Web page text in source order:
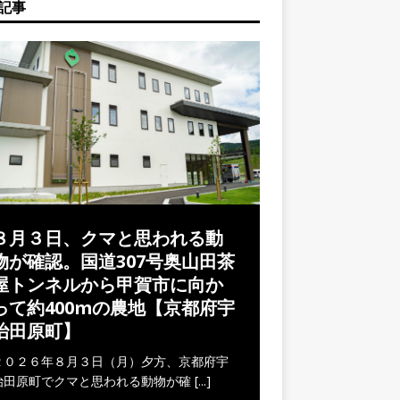
事
月３日、クマと思われる動
が確認。国道307号奥山田茶
トンネルから甲賀市に向か
て約400mの農地【京都府宇
田原町】
０２６年８月３日（月）夕方、京都府宇
田原町でクマと思われる動物が確 [...]